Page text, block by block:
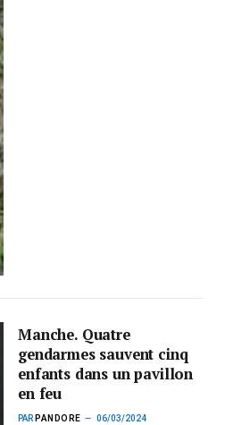
Manche. Quatre
gendarmes sauvent cinq
enfants dans un pavillon
en feu
PAR PANDORE 06/03/2024